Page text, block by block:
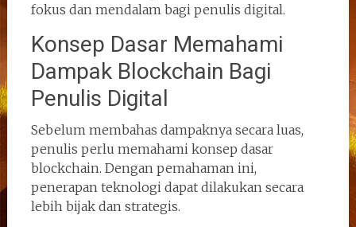
fokus dan mendalam bagi penulis digital.
Konsep Dasar Memahami
Dampak Blockchain Bagi
Penulis Digital
Sebelum membahas dampaknya secara luas,
penulis perlu memahami konsep dasar
blockchain. Dengan pemahaman ini,
penerapan teknologi dapat dilakukan secara
lebih bijak dan strategis.